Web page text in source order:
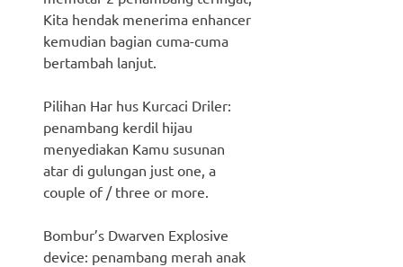
Kita hendak menerima enhancer
kemudian bagian cuma-cuma
bertambah lanjut.
Pilihan Har hus Kurcaci Driler:
penambang kerdil hijau
menyediakan Kamu susunan
atar di gulungan just one, a
couple of / three or more.
Bombur’s Dwarven Explosive
device: penambang merah anak